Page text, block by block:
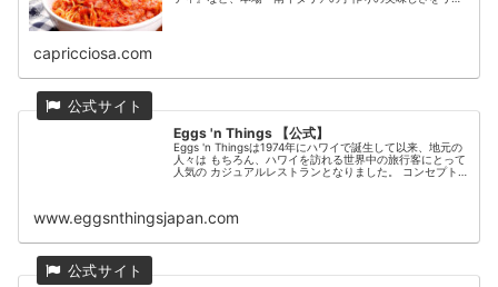
capricciosa.com
Eggs 'n Things 【公式】
Eggs 'n Thingsは1974年にハワイで誕生して以来、地元の
人々は もちろん、ハワイを訪れる世界中の旅行客にとって
人気の カジュアルレストランとなりました。 コンセプト
www.eggsnthingsjapan.com